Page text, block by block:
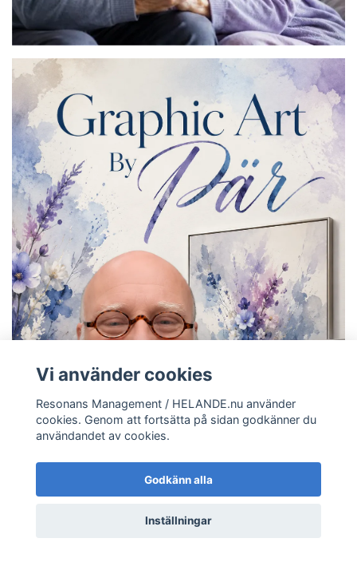
Vi använder cookies
Resonans Management / HELANDE.nu använder
cookies. Genom att fortsätta på sidan godkänner du
användandet av cookies.
Godkänn alla
Inställningar